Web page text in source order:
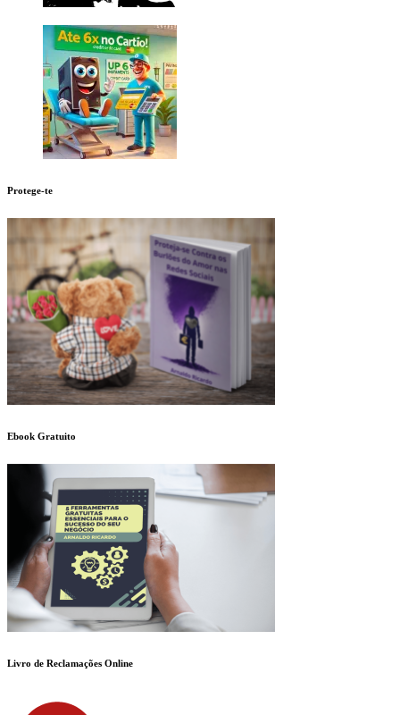
Protege-te
Ebook Gratuito
Livro de Reclamações Online